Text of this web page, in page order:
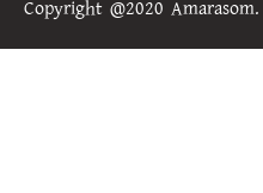
Copyright @2020